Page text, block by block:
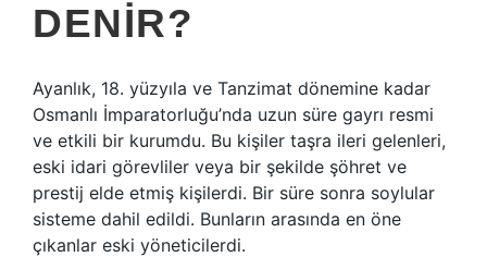
DENIR?
Ayanlık, 18. yüzyıla ve Tanzimat dönemine kadar
Osmanlı İmparatorluğu’nda uzun süre gayrı resmi
ve etkili bir kurumdu. Bu kişiler taşra ileri gelenleri,
eski idari görevliler veya bir şekilde şöhret ve
prestij elde etmiş kişilerdi. Bir süre sonra soylular
sisteme dahil edildi. Bunların arasında en öne
çıkanlar eski yöneticilerdi.